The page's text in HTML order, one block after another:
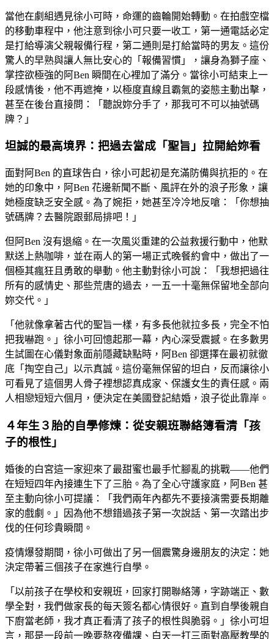
當他在劇組遇見徐小可時，命運的齒輪開始轉動。在拍戲空檔
的移動車程中，他注意到徐小可只要一收工，第一通電話必定
是打給導演父親報備行程，第二通則是打給當時的男友。這份
驚人的早熟與讓人無比安心的「報備習慣」，讓身為獅子座、
掌控欲極強的阿Ben 瞬間在心裡加了滿分。當徐小可結束上一
段感情後，他不再遮掩，以極度直線且霸氣的姿態主動出擊，
甚至在後台直接問：「聽說妳分手了，那我可不可以抽號碼
牌？」
坦誠的最高境界：把過去當成「聖旨」拉開給妳看
面對阿Ben 的直球告白，徐小可起初是充滿防備與抗拒的。在
她的印象中，阿Ben 花邊新聞不斷、風評在外的浪子形象，讓
她極度缺乏安全感。為了婉拒，她甚至冷冷地反嗆：「你想抽
號碼牌？去醫院跟郵局排吧！」
但阿Ben 沒有退縮。在一次風災重建的公益救援行動中，他默
默送上熱咖啡，並在兩人的第一場正式晚餐約會中，做出了一
個極其瘋狂且勇敢的舉動。他主動對徐小可說：「我想把過往
所有的感情史、那些荒唐的過去，一五一十毫無保留地全部向
妳交代。」
「他就像拿著古代的聖旨一樣，有多長他就拉多長，完全不怕
把我嚇跑。」徐小可回憶起那一幕，內心深受震撼。在多數男
生試圖在心儀對象面前隱藏缺點時，阿Ben 卻選擇在最初就徹
底「掏空自己」以示真誠。這份毫無保留的坦白，反而讓徐小
可看見了這個男人骨子裡想認真成家、保護女生的責任感。兩
人相戀短短六個月，便決定在美國登記結婚，浪子從此靠岸。
４年生３胎的自學修煉：從安親班聯絡簿看清「孩
子的根性」
婚後的白宮這一家迎來了最甜蜜也最手忙腳亂的挑戰——他們
在短短四年內接連生下了三胎。為了全心守護家庭，阿Ben 甚
至主動向徐小可提議：「我們兩年內都先不要接演需要長期離
家的戲劇。」因為他不想錯過孩子第一次說話、第一次踏出步
伐的任何珍貴瞬間。
疫情爆發期間，徐小可做出了另一個震驚身邊朋友的決定：她
決定帶著三個孩子在家進行自學。
「以前孩子在學校和安親班，回家打開聯絡簿，字跡端正、數
學全對，我們做家長的每天簽名都心情很好。直到自學後親自
下廚當老師，我才真正看清了孩子的根性與脆弱。」徐小可坦
言，那是一段前一晚要熬夜備課、白天一打三面對高壓教學的